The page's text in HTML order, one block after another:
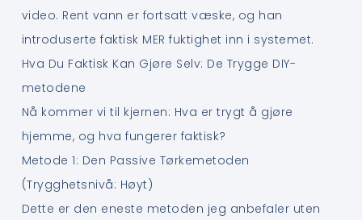
video. Rent vann er fortsatt væske, og han
introduserte faktisk MER fuktighet inn i systemet.
Hva Du Faktisk Kan Gjøre Selv: De Trygge DIY-
metodene
Nå kommer vi til kjernen: Hva er trygt å gjøre
hjemme, og hva fungerer faktisk?
Metode 1: Den Passive Tørkemetoden
(Trygghetsnivå: Høyt)
Dette er den eneste metoden jeg anbefaler uten